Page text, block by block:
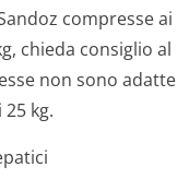
compresse ai
chieda consiglio al
non sono adatte
kg.